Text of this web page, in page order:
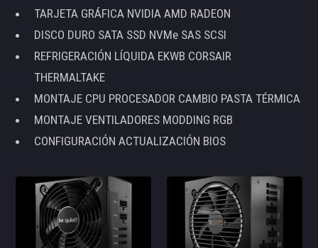
TARJETA GRÁFICA NVIDIA AMD RADEON
DISCO DURO SATA SSD NVMe SAS SCSI
REFRIGERACIÓN LÍQUIDA EKWB CORSAIR
THERMALTAKE
MONTAJE CPU PROCESADOR CAMBIO PASTA TÉRMICA
MONTAJE VENTILADORES MODDING RGB
CONFIGURACIÓN ACTUALIZACIÓN BIOS